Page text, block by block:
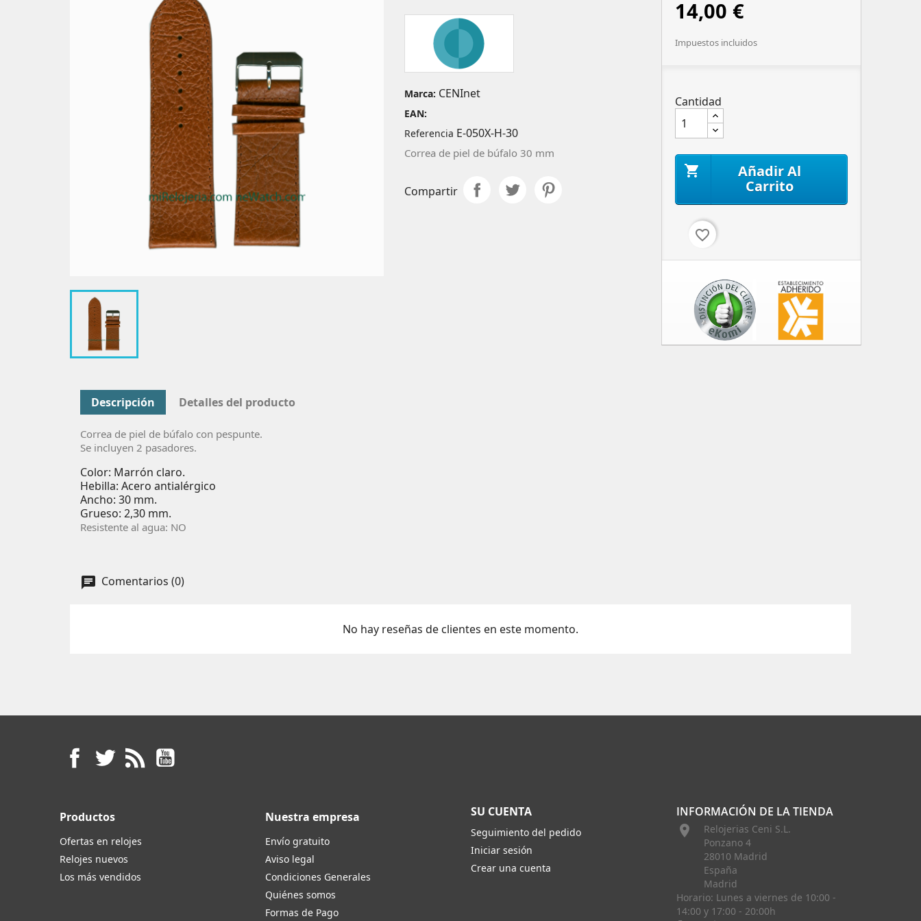
Marca: CENInet
EAN:
Referencia E-050X-H-30
Correa de piel de búfalo 30 mm
Compartir
14,00 €
Impuestos incluidos
Cantidad

Añadir Al
Carrito
favorite_border
Descripción Detalles del producto
Correa de piel de búfalo con pespunte.
Se incluyen 2 pasadores.
Color: Marrón claro.
Hebilla: Acero antialérgico
Ancho: 30 mm.
Grueso: 2,30 mm.
Resistente al agua: NO
Comentarios (0)
No hay reseñas de clientes en este momento.
Facebook
Twitter Rss
Productos
Ofertas en relojes
Relojes nuevos
Los más vendidos
Nuestra empresa
Envío gratuito
Aviso legal
Condiciones Generales
Quiénes somos
Formas de Pago
SU CUENTA
Seguimiento del pedido
Iniciar sesión
Crear una cuenta
INFORMACIÓN DE LA TIENDA

Relojerias Ceni S.L.
Ponzano 4
28010 Madrid
España
Madrid
Horario: Lunes a viernes de 10:00 -
14:00 y 17:00 - 20:00h